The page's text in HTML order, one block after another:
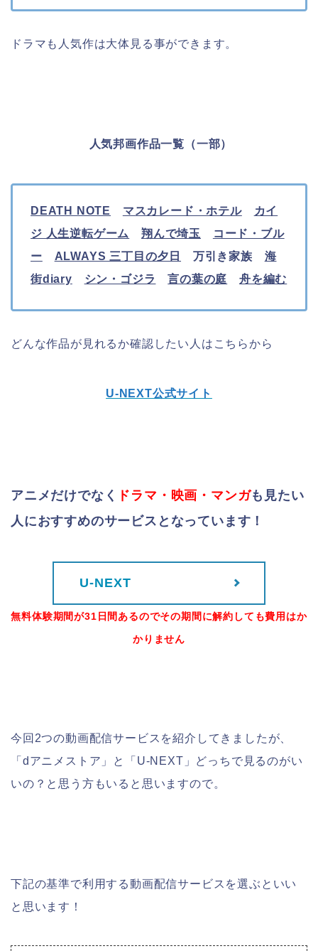
ドラマも人気作は大体見る事ができます。
人気邦画作品一覧（一部）
DEATH NOTE マスカレード・ホテル
カイ
ジ 人生逆転ゲーム
翔んで埼玉
コード・ブル
ー
ALWAYS 三丁目の夕日 万引き家族
海
街diary
シン・ゴジラ 言の葉の庭 舟を編む
どんな作品が見れるか確認したい人はこちらから
U-NEXT公式サイト
アニメだけでなく ドラマ・映画・マンガも 見たい
人におすすめのサービスとなっています！
U-NEXT
無料体験期間が31日間あるのでその期間に解約しても費用はか
かりません
今回2つの動画配信サービスを紹介してきましたが、
「dアニメストア」と「U-NEXT」どっちで見るのがい
いの？と思う方もいると思いますので。
下記の基準で利用する動画配信サービスを選ぶといい
と思います！